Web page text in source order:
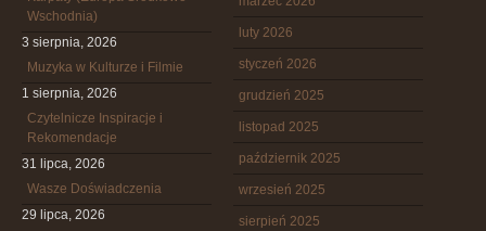
Wschodnia)
3 sierpnia, 2026
Muzyka w Kulturze i Filmie
1 sierpnia, 2026
Czytelnicze Inspiracje i
Rekomendacje
31 lipca, 2026
Wasze Doświadczenia
29 lipca, 2026
luty 2026
styczeń 2026
grudzień 2025
listopad 2025
październik 2025
wrzesień 2025
sierpień 2025